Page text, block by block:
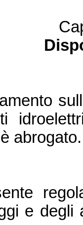
abrogato.
e